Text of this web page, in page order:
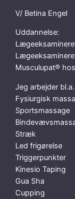
V/ Betina Engel
Uddannelse:
Musculupat®
Jeg arbejder
Fysiurgisk
Sportsmassage
Stræk
Led frigørelse
Triggerpunkter
Kinesio Taping
Gua Sha
Cupping